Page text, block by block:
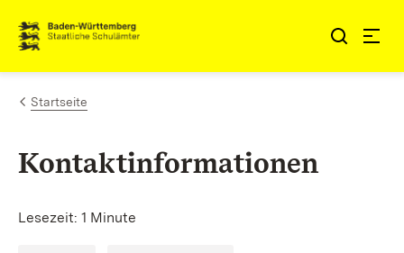
Zum Inhalt springen
Link zur Startseite
Startseite
Kontaktinformationen
Lesezeit: 1 Minute